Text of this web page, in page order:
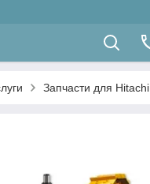
Запчасти для Hitachi